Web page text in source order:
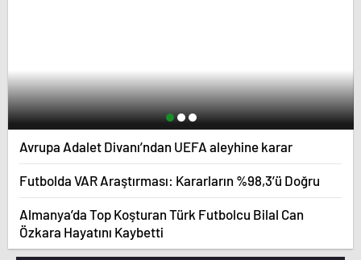
Avrupa Adalet Divanı’ndan UEFA aleyhine karar
Futbolda VAR Araştırması: Kararların %98,3’ü Doğru
Almanya’da Top Koşturan Türk Futbolcu Bilal Can
Özkara Hayatını Kaybetti